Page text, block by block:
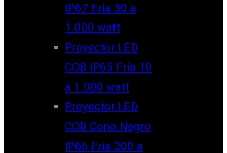
IP67 Fría 50 a
1.000 watt
Proyector LED
COB IP65 Fría 10
a 1.000 watt
Proyector LED
COB Cono Negro
IP66 Fría 200 a